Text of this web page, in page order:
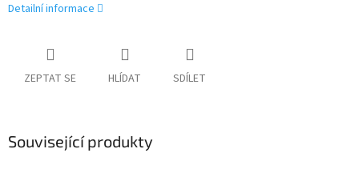
Detailní informace
ZEPTAT SE HLÍDAT SDÍLET
Související produkty